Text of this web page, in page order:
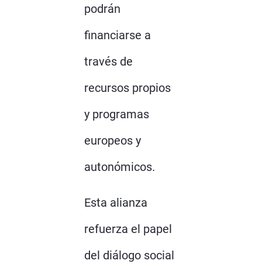
podrán
financiarse a
través de
recursos propios
y programas
europeos y
autonómicos.
Esta alianza
refuerza el papel
del diálogo social